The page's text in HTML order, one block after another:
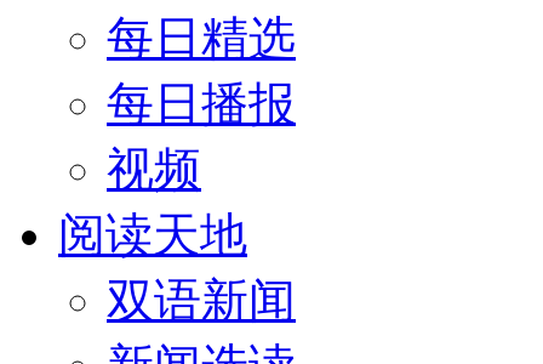
每日精选
每日播报
视频
阅读天地
双语新闻